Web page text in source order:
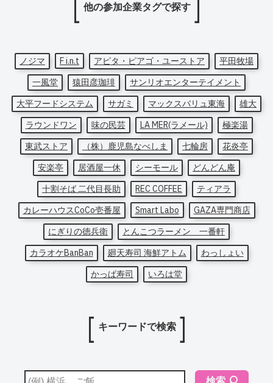
他の参加企業タグで探す
ノジマ F i.n.t アピタ・ピアゴ・ユーストア
平田牧場
一風堂
猿田彦珈琲
サンリオエンターテイメント
大平フードシステム
サガミ マックスバリュ東海
雄大
ラウンドワン
味の民芸 LA MER(ラメール)
極楽湯
東武ストア
（株）鹿児島なべしま 七輪房
花炎亭
安楽亭
居酒屋一休 シーモール
どんどん庵
十割そば 二代目長助
REC COFFEE
ティアラ
カレーハウスCoCo壱番屋
Smart Labo
GAZA専門商店
にぎりの徳兵衛
とんこつラーメン 一番軒
カラオケBanBan
廻天寿司 海鮮アトム
わっしょい
かっぱ寿司
いろは堂
キーワードで検索